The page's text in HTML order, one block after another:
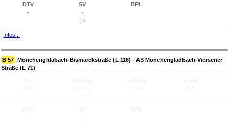
DTV
-
SV
-
(-)
BPL
Infos...
B 57 Mönchengldabach-Bismarckstraße (L 116) - AS Mönchengladbach-Viersener
Straße (L 71)